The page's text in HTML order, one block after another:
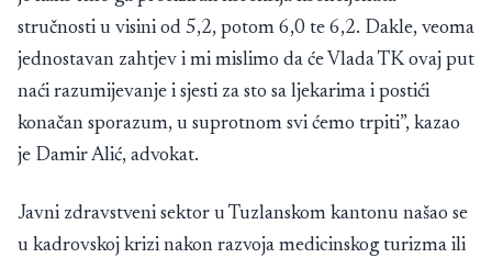
stručnosti u visini od 5,2, potom 6,0 te 6,2. Dakle, veoma
jednostavan zahtjev i mi mislimo da će Vlada TK ovaj put
naći razumijevanje i sjesti za sto sa ljekarima i postići
konačan sporazum, u suprotnom svi ćemo trpiti”, kazao
je Damir Alić, advokat.
Javni zdravstveni sektor u Tuzlanskom kantonu našao se
u kadrovskoj krizi nakon razvoja medicinskog turizma ili